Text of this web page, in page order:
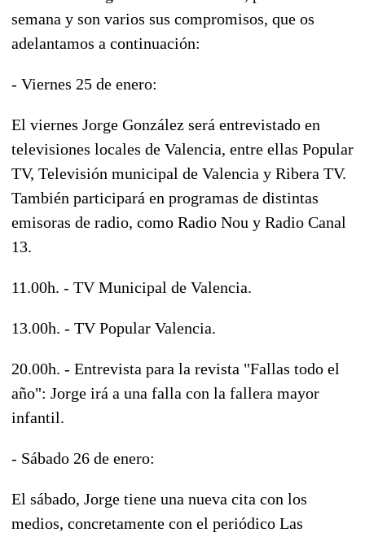
semana y son varios sus compromisos, que os
adelantamos a continuación:
- Viernes 25 de enero:
El viernes Jorge González será entrevistado en
televisiones locales de Valencia, entre ellas Popular
TV, Televisión municipal de Valencia y Ribera TV.
También participará en programas de distintas
emisoras de radio, como Radio Nou y Radio Canal
13.
11.00h. - TV Municipal de Valencia.
13.00h. - TV Popular Valencia.
20.00h. - Entrevista para la revista "Fallas todo el
año": Jorge irá a una falla con la fallera mayor
infantil.
- Sábado 26 de enero:
El sábado, Jorge tiene una nueva cita con los
medios, concretamente con el periódico Las